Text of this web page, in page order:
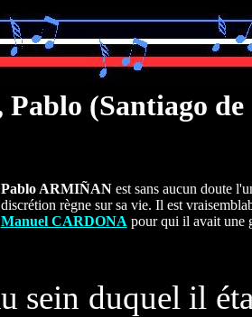
(Santiago de
Pablo ARMIÑANest sans aucun doute
discrétion règne sur sa vie. Il est
Manuel CARDONA pourqui il avait une
sein duquel il